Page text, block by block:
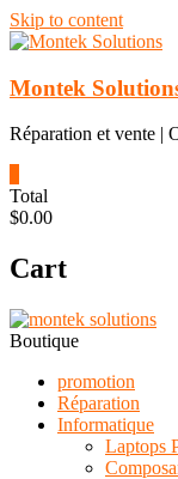
Skip to content
Montek
Réparation et vente |
Total
$0.00
Cart
Boutique
promotion
Réparation
Informatique
Laptops